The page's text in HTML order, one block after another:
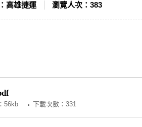
高雄捷運 瀏覽人次： 383
56kb 下載次數：331